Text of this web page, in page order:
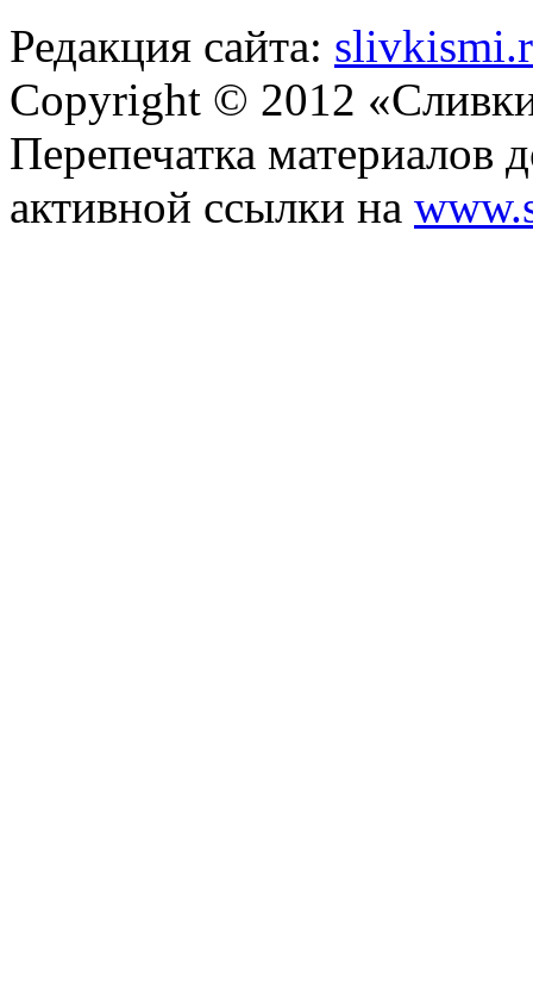
Редакция сайта:
Copyright © 2012
Перепечатка материалов
активной ссылки на